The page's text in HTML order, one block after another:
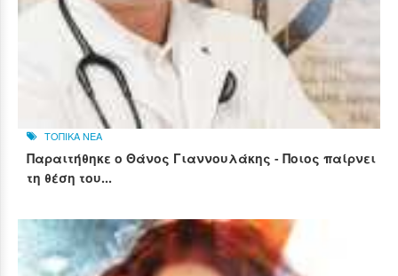
ΤΟΠΙΚΑ ΝΕΑ
Παραιτήθηκε ο Θάνος Γιαννουλάκης - Ποιος παίρνει
τη θέση του...